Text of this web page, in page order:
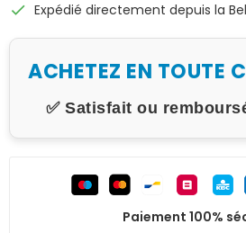
check Expédié directement depuis la
ACHETEZ EN TOUTE
✅ Satisfait ou
Paiement 100%